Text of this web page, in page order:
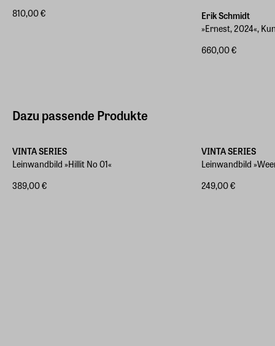
810,00 €
Erik Schmidt
»Ernest, 2024«,
660,00 €
Dazu passende Produkte
Verschiedene Größen
VINTA SERIES
Leinwandbild »Hillit No 01«
389,00 €
VINTA SERIES
Leinwandbild
249,00 €